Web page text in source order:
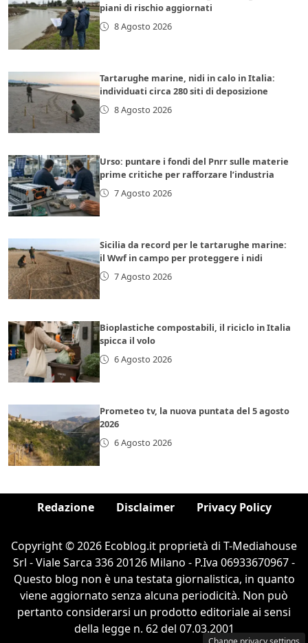
piani di rischio aggiornati
8 Agosto 2026
Tartarughe marine, nidi in calo in Italia:
individuati circa 280 siti di deposizione
8 Agosto 2026
Urso: puntare i fondi del Pnrr sulle materie
prime critiche per rafforzare l’industria
7 Agosto 2026
Sicilia da record per le tartarughe marine:
il Wwf in campo per proteggere i nidi
7 Agosto 2026
Bioplastiche compostabili, il riciclo in Italia
spicca il volo
6 Agosto 2026
Prometeo tv, la nuova puntata del 5 agosto
2026
6 Agosto 2026
Redazione Disclaimer Privacy Policy
Copyright © 2026 Ecoblog.it proprietà di T-Mediahouse
Srl - Viale Sarca 336 20126 Milano - P.Iva 06933670967 -
Questo blog non è una testata giornalistica, in quanto
viene aggiornato senza alcuna periodicità. Non può
pertanto considerarsi un prodotto editoriale ai sensi
della legge n. 62 del 07.03.2001